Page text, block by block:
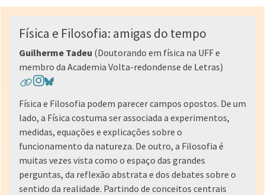
Física e Filosofia: amigas do tempo
Guilherme Tadeu (Doutorando em física na UFF e
membro da Academia Volta-redondense de Letras)
Física e Filosofia podem parecer campos opostos. De um
lado, a Física costuma ser associada a experimentos,
medidas, equações e explicações sobre o
funcionamento da natureza. De outro, a Filosofia é
muitas vezes vista como o espaço das grandes
perguntas, da reflexão abstrata e dos debates sobre o
sentido da realidade. Partindo de conceitos centrais